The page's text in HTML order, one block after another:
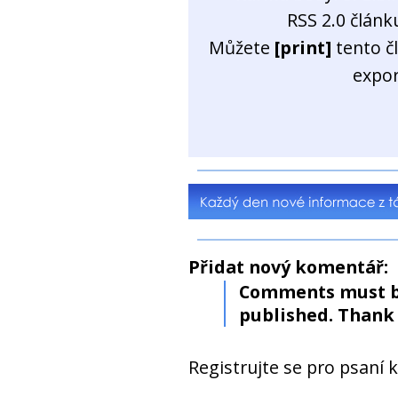
RSS 2.0
Můžete [print] tento
Přidat nový komentář:
Comments must
published. Thank
Registrujte se pro psaní